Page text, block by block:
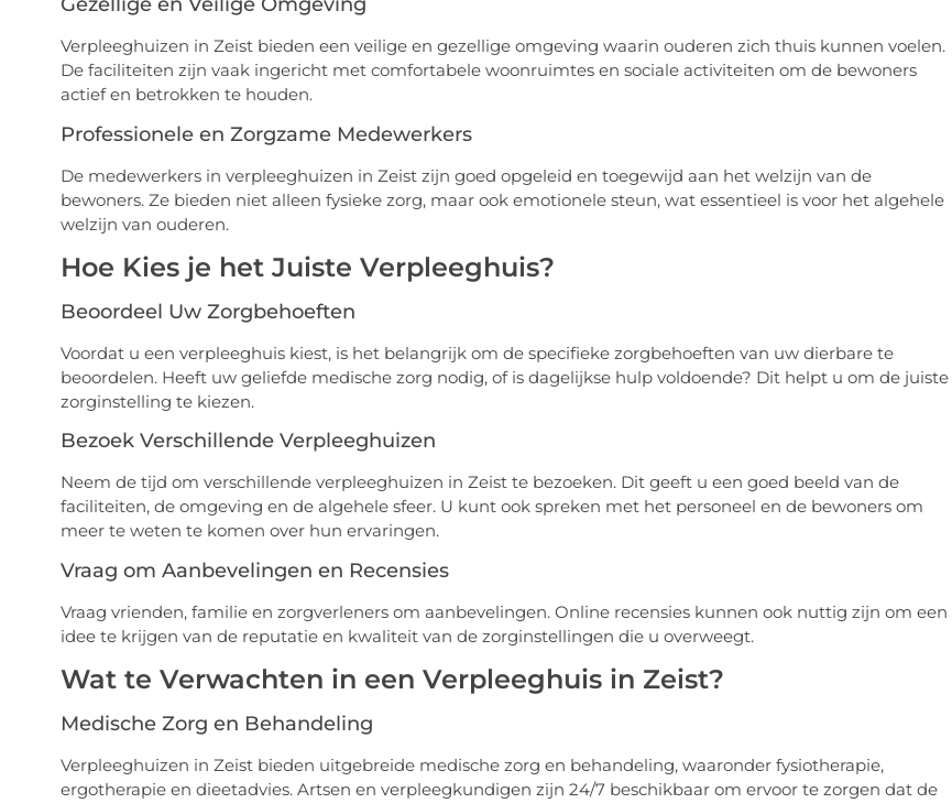
Verpleeghuizen in Zeist bieden een veilige en gezellige omgeving waarin ouderen zich thuis kunnen voelen.
De faciliteiten zijn vaak ingericht met comfortabele woonruimtes en sociale activiteiten om de bewoners
actief en betrokken te houden.
Professionele en Zorgzame Medewerkers
De medewerkers in verpleeghuizen in Zeist zijn goed opgeleid en toegewijd aan het welzijn van de
bewoners. Ze bieden niet alleen fysieke zorg, maar ook emotionele steun, wat essentieel is voor het algehele
welzijn van ouderen.
Hoe Kies je het Juiste Verpleeghuis?
Beoordeel Uw Zorgbehoeften
Voordat u een verpleeghuis kiest, is het belangrijk om de specifieke zorgbehoeften van uw dierbare te
beoordelen. Heeft uw geliefde medische zorg nodig, of is dagelijkse hulp voldoende? Dit helpt u om de juiste
zorginstelling te kiezen.
Bezoek Verschillende Verpleeghuizen
Neem de tijd om verschillende verpleeghuizen in Zeist te bezoeken. Dit geeft u een goed beeld van de
faciliteiten, de omgeving en de algehele sfeer. U kunt ook spreken met het personeel en de bewoners om
meer te weten te komen over hun ervaringen.
Vraag om Aanbevelingen en Recensies
Vraag vrienden, familie en zorgverleners om aanbevelingen. Online recensies kunnen ook nuttig zijn om een
idee te krijgen van de reputatie en kwaliteit van de zorginstellingen die u overweegt.
Wat te Verwachten in een Verpleeghuis in Zeist?
Medische Zorg en Behandeling
Verpleeghuizen in Zeist bieden uitgebreide medische zorg en behandeling, waaronder fysiotherapie,
ergotherapie en dieetadvies. Artsen en verpleegkundigen zijn 24/7 beschikbaar om ervoor te zorgen dat de